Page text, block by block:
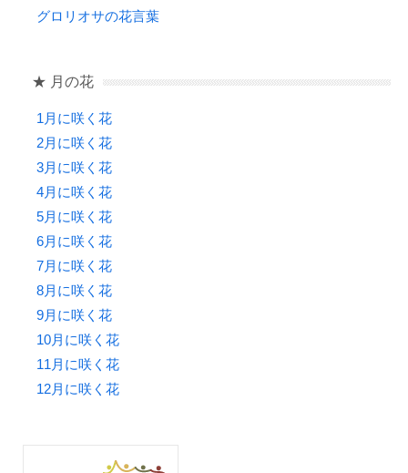
グロリオサの花言葉
★ 月の花
1月に咲く花
2月に咲く花
3月に咲く花
4月に咲く花
5月に咲く花
6月に咲く花
7月に咲く花
8月に咲く花
9月に咲く花
10月に咲く花
11月に咲く花
12月に咲く花